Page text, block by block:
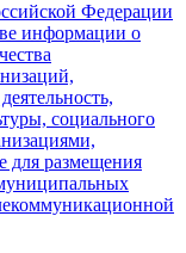
Федерации
информации о
социального
для размещения